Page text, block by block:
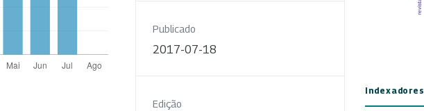
Publicado
2017-07-18
Edição
Indexadores